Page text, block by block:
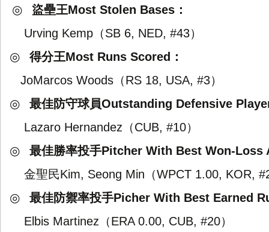
◎ 盜壘王Most Stolen Bases ：
Urving Kemp （SB 6, NED, #43）
◎ 得分王Most Runs Scored ：
JoMarcos Woods （RS 18, USA, #3）
◎ 最佳防守球員Outstanding Defensive
Lazaro Hernandez
（CUB, #10）
◎ 最佳勝率投手Pitcher With Best Won-Loss
金聖民Kim, Seong Min （WPCT 1.00, KOR,
◎ 最佳防禦率投手Picher With Best Earned
Elbis Martinez
（ERA 0.00, CUB, #20）